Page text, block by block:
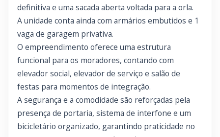
definitiva e uma sacada aberta voltada para a orla.
A unidade conta ainda com armários embutidos e 1
vaga de garagem privativa.
O empreendimento oferece uma estrutura
funcional para os moradores, contando com
elevador social, elevador de serviço e salão de
festas para momentos de integração.
A segurança e a comodidade são reforçadas pela
presença de portaria, sistema de interfone e um
bicicletário organizado, garantindo praticidade no